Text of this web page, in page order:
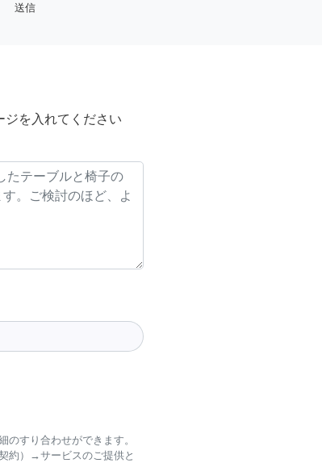
送信
ジを入れてください
のすり合わせができます。
約）→サービスのご提供と